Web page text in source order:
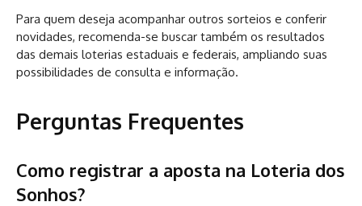
Para quem deseja acompanhar outros sorteios e conferir
novidades, recomenda-se buscar também os resultados
das demais loterias estaduais e federais, ampliando suas
possibilidades de consulta e informação.
Perguntas Frequentes
Como registrar a aposta na Loteria dos
Sonhos?